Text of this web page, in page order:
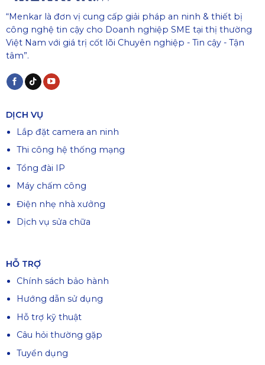
“Menkar là đơn vị cung cấp giải pháp an ninh & thiết bị
công nghệ tin cậy cho Doanh nghiệp SME tại thị thường
Việt Nam với giá trị cốt lõi Chuyên nghiệp - Tin cậy - Tận
tâm”.
DỊCH VỤ
Lắp đặt camera an ninh
Thi công hệ thống mạng
Tổng đài IP
Máy chấm công
Điện nhẹ nhà xưởng
Dịch vụ sửa chữa
HỖ TRỢ
Chính sách bảo hành
Hướng dẫn sử dụng
Hỗ trợ kỹ thuật
Câu hỏi thường gặp
Tuyển dụng